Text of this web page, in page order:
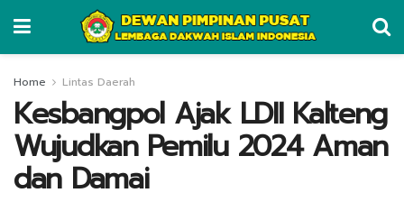
Home Lintas Daerah
Kesbangpol Ajak LDII Kalteng
Wujudkan Pemilu 2024 Aman
dan Damai